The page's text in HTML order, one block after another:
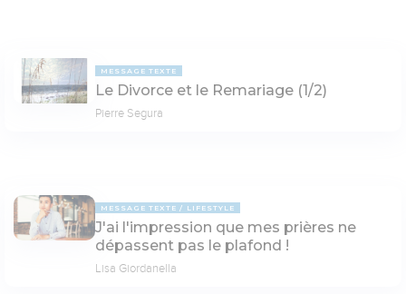
MESSAGE TEXTE
Le Divorce et le Remariage (1/2)
Pierre Segura
MESSAGE TEXTE LIFESTYLE
J'ai l'impression que mes prières ne
dépassent pas le plafond !
Lisa Giordanella